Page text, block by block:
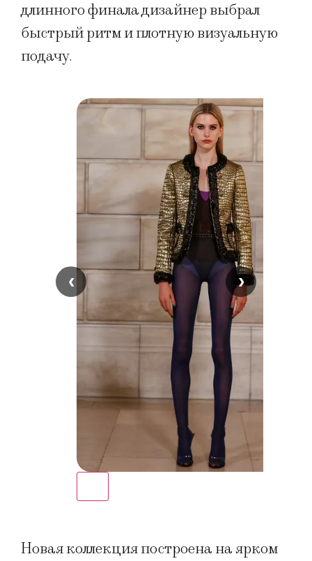
длинного финала дизайнер выбрал
быстрый ритм и плотную визуальную
подачу.
‹ ›
Новая коллекция построена на ярком